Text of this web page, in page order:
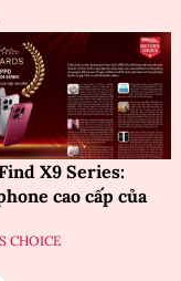
X9 Series:
cao cấp của
CHOICE